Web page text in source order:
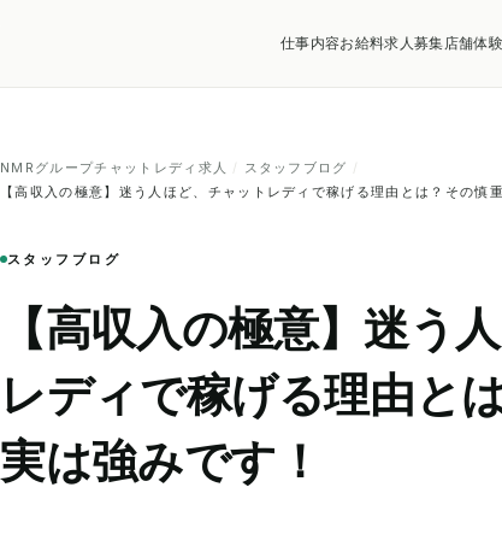
仕事内容お給料求人募集店舗体
NMRグループチャットレディ求人 / スタッフブログ /
【高収入の極意】迷う人ほど、チャットレディで稼げる理由とは？その慎
スタッフブログ
【高収入の極意】迷う
レディで稼げる理由と
実は強みです！